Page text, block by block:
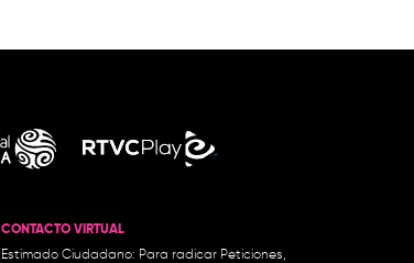
CONTACTO VIRTUAL
Estimado Ciudadano: Para radicar Peticiones,